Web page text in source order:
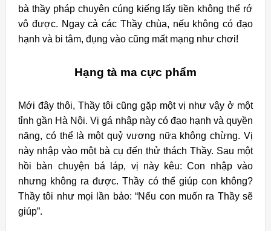
bà thầy pháp chuyên cúng kiếng lấy tiền không thể rớ
vô được. Ngay cả các Thầy chùa, nếu không có đạo
hạnh và bi tâm, đụng vào cũng mất mạng như chơi!
Hạng tà ma cực phẩm
Mới đây thôi, Thầy tôi cũng gặp một vị như vậy ở một
tỉnh gần Hà Nội. Vị gá nhập này có đạo hạnh và quyền
năng, có thể là một quỷ vương nữa không chừng. Vị
này nhập vào một bà cụ đến thử thách Thầy. Sau một
hồi bàn chuyện bá láp, vị này kêu: Con nhập vào
nhưng không ra được. Thầy có thể giúp con không?
Thầy tôi như mọi lần bảo: “Nếu con muốn ra Thầy sẽ
giúp”.